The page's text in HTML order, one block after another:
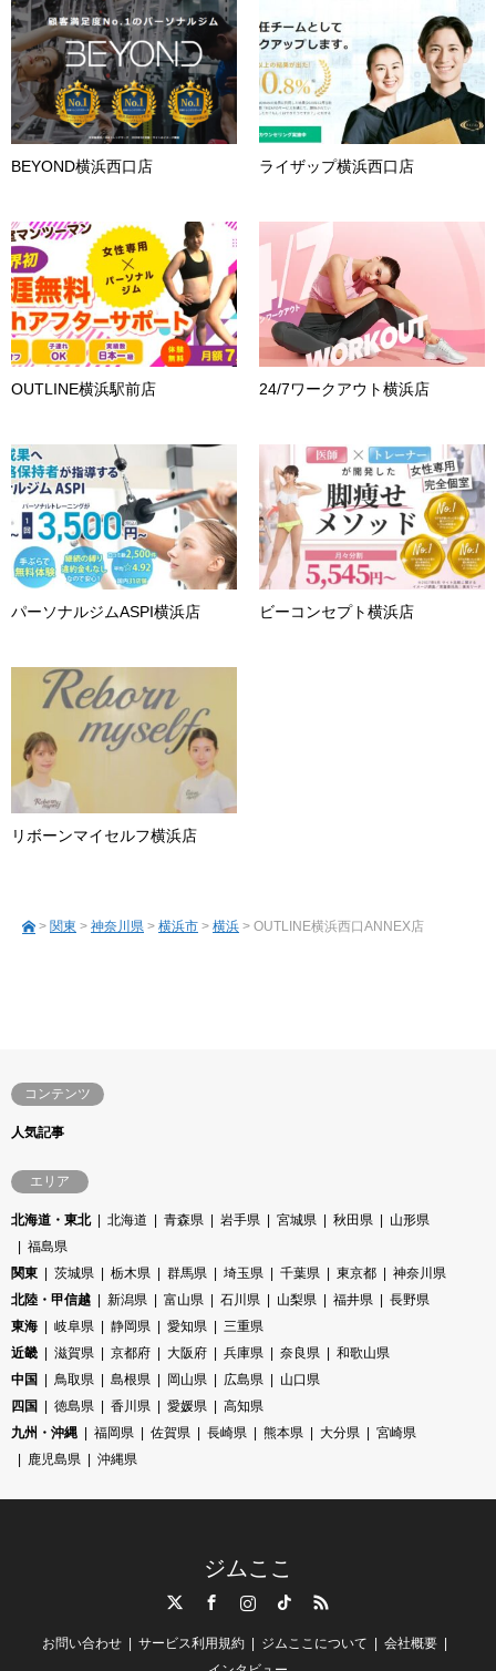
BEYOND横浜西口店 ライザップ横浜西口店
OUTLINE横浜駅前店 24/7ワークアウト横浜店
パーソナルジムASPI横浜店 ビーコンセプト横浜店
リボーンマイセルフ横浜店
> 関東 > 神奈川県 > 横浜市 > 横浜 > OUTLINE横浜西口ANNEX店
コンテンツ
人気記事
エリア
北海道・東北 北海道 青森県 岩手県 宮城県 秋田県
山形県
福島県
関東
茨城県 栃木県 群馬県 埼玉県 千葉県 東京都
神奈川県
北陸・甲信越
新潟県 富山県 石川県 山梨県 福井県
長野県
東海
岐阜県 静岡県 愛知県
三重県
近畿
滋賀県 京都府 大阪府 兵庫県 奈良県
和歌山県
中国
鳥取県 島根県 岡山県 広島県
山口県
四国
徳島県 香川県 愛媛県
高知県
九州・沖縄
福岡県 佐賀県 長崎県 熊本県 大分県
宮崎県
鹿児島県
沖縄県
ジムここ
TikTok RSS
お問い合わせ サービス利用規約 ジムここについて
会社概要